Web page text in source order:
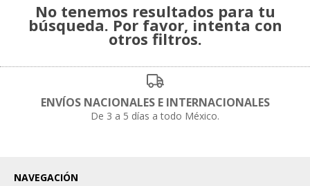
No tenemos resultados para tu
búsqueda. Por favor, intenta con
otros filtros.
ENVÍOS NACIONALES E INTERNACIONALES
De 3 a 5 días a todo México.
NAVEGACIÓN